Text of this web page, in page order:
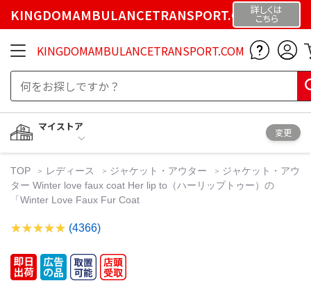
KINGDOMAMBULANCETRANSPORT.COM詳しくは
こちら
KINGDOMAMBULANCETRANSPORT.COM
マイストア
変更
TOP レディース ジャケット・アウター
ジャケット・アウ
ター Winter love faux coat Her lip to（ハーリップトゥー）の
「Winter Love Faux Fur Coat
(4366)